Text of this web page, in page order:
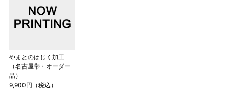
やまとのはじく加工
（名古屋帯・オーダー
品）
9,900円（税込）